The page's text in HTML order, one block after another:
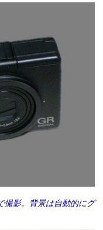
撮影。背景は自動的にグ